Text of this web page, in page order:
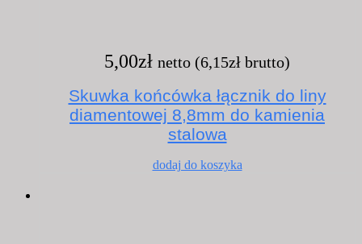
5,00zł netto (6,15zł brutto)
Skuwka końcówka łącznik do liny
diamentowej 8,8mm do kamienia
stalowa
dodaj do koszyka